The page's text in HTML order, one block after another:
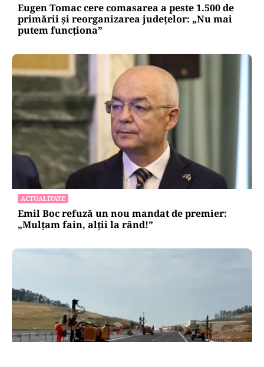
Eugen Tomac cere comasarea a peste 1.500 de
primării și reorganizarea județelor: „Nu mai
putem funcționa”
ACTUALITATE
Emil Boc refuză un nou mandat de premier:
„Mulțam fain, alții la rând!”